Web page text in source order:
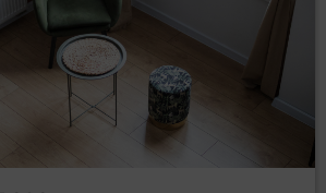
noclegu uważa się za zawartą w chwili
Usługodawcę Elektronicznego
Rezerwacji, czego potwierdzeniem jest
komunikatu potwierdzającego przyjęcie
i podanie jej numeru.
umowy Gość otrzymuje wiadomość e-mail
potwierdzenie zawartej umowy wraz ze